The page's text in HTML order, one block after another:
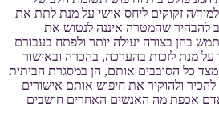
ה זקוקים ליחס אישי על מנת לתת את
להבהיר שהמטרה איננה לנטוש את
בהן בצורה יעילה יותר ולפתח בעבורם
על מנת לזכות בהערכה, בהכרה ובאישור
כל הסובבים אותם, הן במסגרת הביתית
ולהוקיר את חיפוש אותם אישורים
אכפת מה האנשים האחרים חושבים